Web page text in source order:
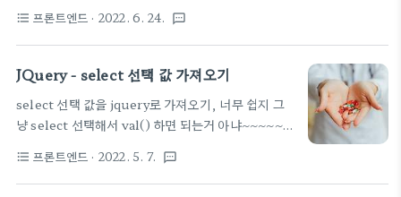
element에만 동작한다. 아래 예..
나만 그런가? ㅋㅋ 암튼 아이디를 동일하게 사용해도
사용된 모든 객체에 이벤트를 발생하려면 아래와 같이
복수개를 처리할 수 있는 selector 형태로 불러 써야
한다. $("[id='사용중인ID']").on('click',
function () { return confirm("Are you sure
you want to delete?"); }); 간단하지만 실수하기
쉽다. 참고 페이지는 아래
format_list_bulleted 프론트엔드 · 2022. 6. 24. textsms
JQuery - select 선택 값 가져오기
select 선택 값을 jquery로 가져오기, 너무 쉽지 그
냥 select 선택해서 val() 하면 되는거 아냐~~~~~
ㅋ 아래처럼 해야 한다. var selvalue =
$('#selectbox_id').find(":selected").text();
format_list_bulleted 프론트엔드 · 2022. 5. 7. textsms